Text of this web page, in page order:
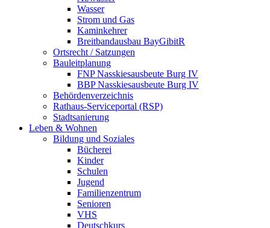
Wasser
Strom und Gas
Kaminkehrer
Breitbandausbau BayGibitR
Ortsrecht / Satzungen
Bauleitplanung
FNP Nasskiesausbeute Burg IV
BBP Nasskiesausbeute Burg IV
Behördenverzeichnis
Rathaus-Serviceportal (RSP)
Stadtsanierung
Leben & Wohnen
Bildung und Soziales
Bücherei
Kinder
Schulen
Jugend
Familienzentrum
Senioren
VHS
Deutschkurs